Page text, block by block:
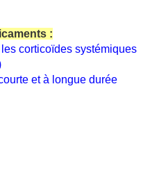
:
corticoïdes systémiques
et à longue durée